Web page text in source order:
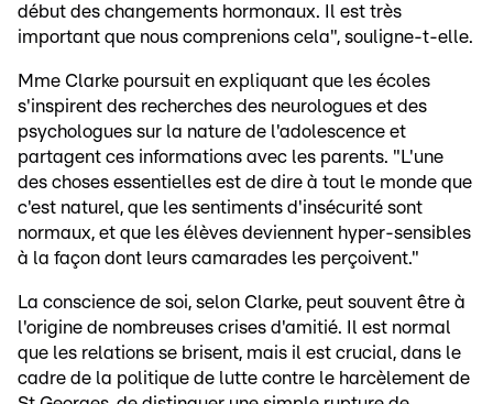
début des changements hormonaux. Il est très
important que nous comprenions cela", souligne-t-elle.
Mme Clarke poursuit en expliquant que les écoles
s'inspirent des recherches des neurologues et des
psychologues sur la nature de l'adolescence et
partagent ces informations avec les parents. "L'une
des choses essentielles est de dire à tout le monde que
c'est naturel, que les sentiments d'insécurité sont
normaux, et que les élèves deviennent hyper-sensibles
à la façon dont leurs camarades les perçoivent."
La conscience de soi, selon Clarke, peut souvent être à
l'origine de nombreuses crises d'amitié. Il est normal
que les relations se brisent, mais il est crucial, dans le
cadre de la politique de lutte contre le harcèlement de